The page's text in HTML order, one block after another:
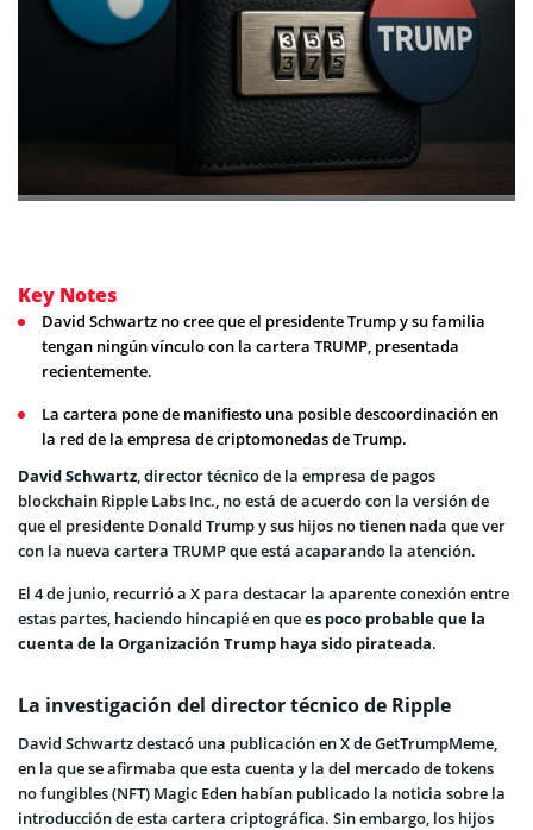
Key Notes
David Schwartz no cree que el presidente Trump y su familia
tengan ningún vínculo con la cartera TRUMP, presentada
recientemente.
La cartera pone de manifiesto una posible descoordinación en
la red de la empresa de criptomonedas de Trump.
David Schwartz, director técnico de la empresa de pagos
blockchain Ripple Labs Inc., no está de acuerdo con la versión de
que el presidente Donald Trump y sus hijos no tienen nada que ver
con la nueva cartera TRUMP que está acaparando la atención.
El 4 de junio, recurrió a X para destacar la aparente conexión entre
estas partes, haciendo hincapié en quees poco probable que la
cuenta de la Organización Trump haya sido pirateada.
La investigación del director técnico de Ripple
David Schwartz destacó una publicación en X de GetTrumpMeme,
en la que se afirmaba que esta cuenta y la del mercado de tokens
no fungibles (NFT) Magic Eden habían publicado la noticia sobre la
introducción de esta cartera criptográfica. Sin embargo, los hijos